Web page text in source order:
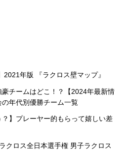
2021年版 『ラクロス壁マップ』
チームはどこ！？【2024年最新情
年代別優勝チーム一覧
？】プレーヤー的もらって嬉しい差
クロス全日本選手権 男子ラクロス